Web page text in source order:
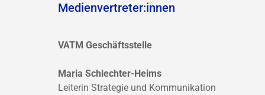
Medienvertreter:innen
VATM Geschäftsstelle
Maria Schlechter-Heims
Leiterin Strategie und Kommunikation